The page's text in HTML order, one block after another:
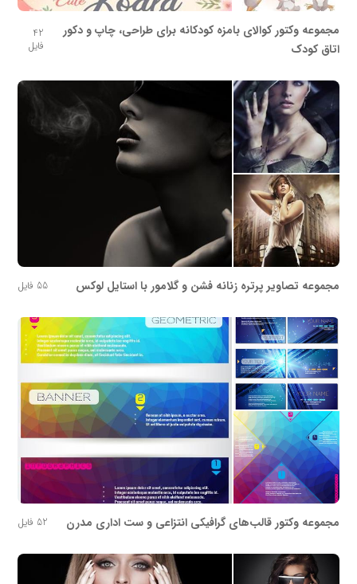
مجموعه وکتور کوالای بامزه کودکانه برای طراحی، چاپ و دکور
اتاق کودک
42
فایل
مجموعه تصاویر پرتره زنانه فشن و گلامور با استایل لوکس 55 فایل
مجموعه وکتور قالب‌های گرافیکی انتزاعی و ست اداری مدرن 52 فایل